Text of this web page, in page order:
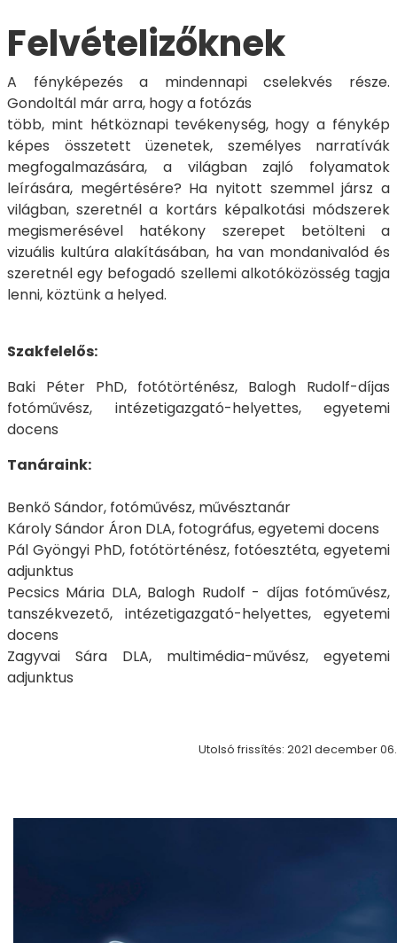
Felvételizőknek
A fényképezés a mindennapi cselekvés része.
Gondoltál már arra, hogy a fotózás
több, mint hétköznapi tevékenység, hogy a fénykép
képes összetett üzenetek, személyes narratívák
megfogalmazására, a világban zajló folyamatok
leírására, megértésére? Ha nyitott szemmel jársz a
világban, szeretnél a kortárs képalkotási módszerek
megismerésével hatékony szerepet betölteni a
vizuális kultúra alakításában, ha van mondanivalód és
szeretnél egy befogadó szellemi alkotóközösség tagja
lenni, köztünk a helyed.
Szakfelelős:
Baki Péter PhD, fotótörténész, Balogh Rudolf-díjas
fotóművész, intézetigazgató-helyettes, egyetemi
docens
Tanáraink:
Benkő Sándor, fotóművész, művésztanár
Károly Sándor Áron DLA, fotográfus, egyetemi docens
Pál Gyöngyi PhD, fotótörténész, fotóesztéta, egyetemi
adjunktus
Pecsics Mária DLA, Balogh Rudolf - díjas fotóművész,
tanszékvezető, intézetigazgató-helyettes, egyetemi
docens
Zagyvai Sára DLA, multimédia-művész, egyetemi
adjunktus
Utolsó frissítés: 2021 december 06.